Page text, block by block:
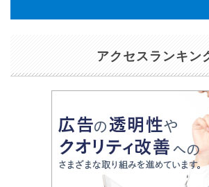
アクセスランキン